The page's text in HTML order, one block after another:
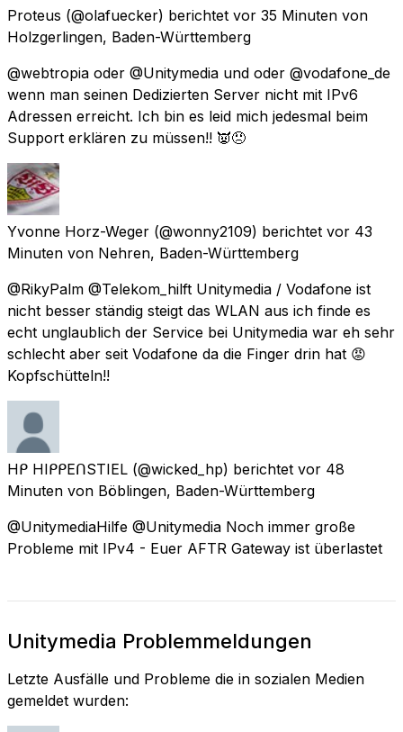
Proteus (@olafuecker) berichtet vor 35 Minuten von
Holzgerlingen, Baden-Württemberg
@webtropia oder @Unitymedia und oder @vodafone_de
wenn man seinen Dedizierten Server nicht mit IPv6
Adressen erreicht. Ich bin es leid mich jedesmal beim
Support erklären zu müssen!! 👿😠
Yvonne Horz-Weger (@wonny2109) berichtet vor 43
Minuten von Nehren, Baden-Württemberg
@RikyPalm @Telekom_hilft Unitymedia / Vodafone ist
nicht besser ständig steigt das WLAN aus ich finde es
echt unglaublich der Service bei Unitymedia war eh sehr
schlecht aber seit Vodafone da die Finger drin hat 😡
Kopfschütteln!!
Hᑭ HIᑭᑭEᑎSTIEL (@wicked_hp) berichtet vor 48
Minuten von Böblingen, Baden-Württemberg
@UnitymediaHilfe @Unitymedia Noch immer große
Probleme mit IPv4 - Euer AFTR Gateway ist überlastet
Unitymedia Problemmeldungen
Letzte Ausfälle und Probleme die in sozialen Medien
gemeldet wurden: